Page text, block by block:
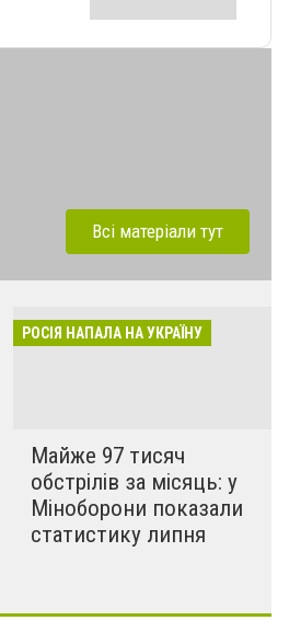
Всі матеріали тут
РОСІЯ НАПАЛА НА УКРАЇНУ
Майже 97 тисяч
обстрілів за місяць: у
Міноборони показали
статистику липня